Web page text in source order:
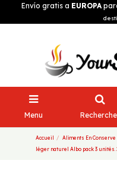
Envío gratis a EUROPA
Menu
Accueil Aliments En Conserve
léger naturel Albo pack 3 unités.